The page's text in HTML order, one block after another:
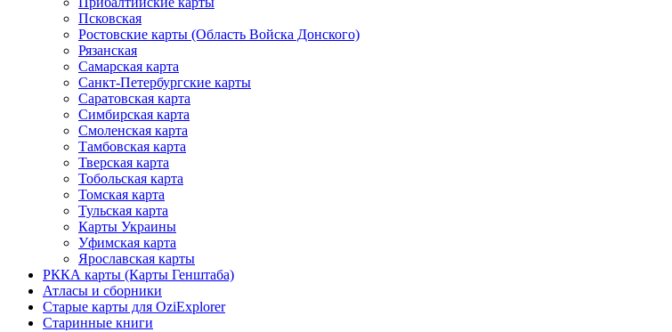
Псковская
Ростовские карты (Область Войска Донского)
Рязанская
Самарская карта
Санкт-Петербургские карты
Саратовская карта
Симбирская карта
Смоленская карта
Тамбовская карта
Тверская карта
Тобольская карта
Томская карта
Тульская карта
Карты Украины
Уфимская карта
Ярославская карты
РККА карты (Карты Генштаба)
Атласы и сборники
Старые карты для OziExplorer
Старинные книги